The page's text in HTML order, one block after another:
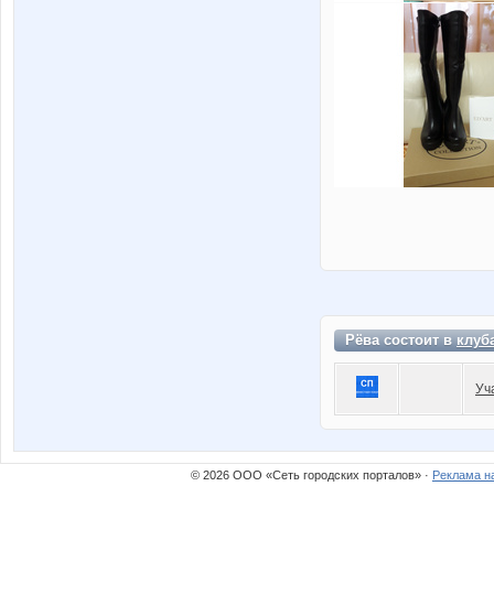
Рёва состоит в
© 2026 ООО «Сеть городских порталов» · Реклама